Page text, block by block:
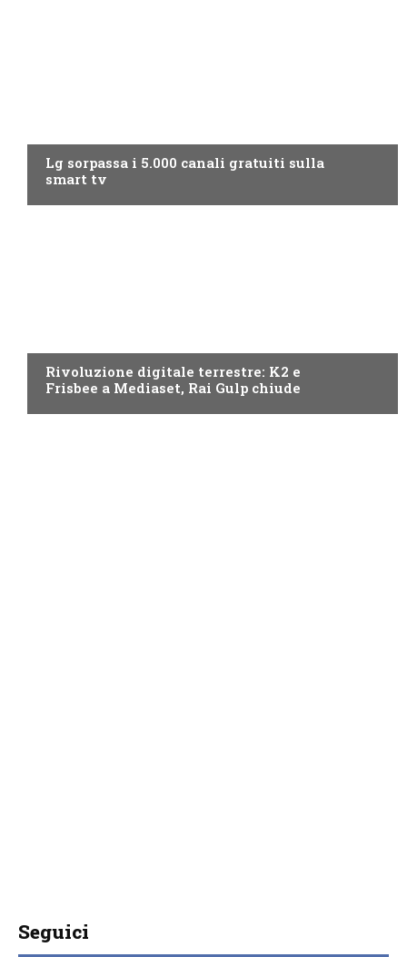
Lg sorpassa i 5.000 canali gratuiti sulla
smart tv
Rivoluzione digitale terrestre: K2 e
Frisbee a Mediaset, Rai Gulp chiude
Seguici